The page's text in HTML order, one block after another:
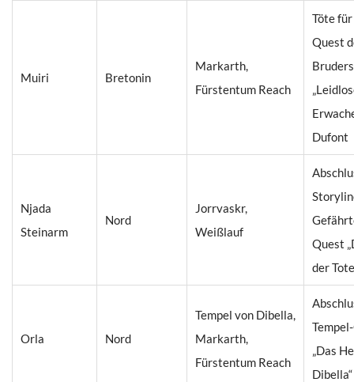
Muiri Bretonin
Markarth,
Fürstentum Reach
Töte
Quest
Dufont
Njada
Steinarm
Nord
Jorrvaskr,
Weißlauf
Quest
der
Orla Nord
Tempel von Dibella,
Markarth,
Fürstentum Reach
„Das
Dibella“